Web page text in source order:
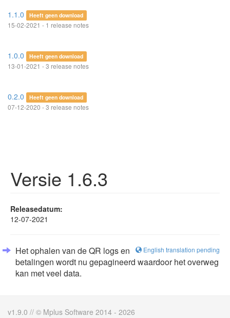
1.1.0 Heeft geen download
15-02-2021 - 1 release notes
1.0.0 Heeft geen download
13-01-2021 - 3 release notes
0.2.0 Heeft geen download
07-12-2020 - 3 release notes
Versie 1.6.3
Releasedatum:
12-07-2021
English translation pending
Het ophalen van de QR logs en
betalingen wordt nu gepagineerd waardoor het overweg
kan met veel data.
v1.9.0 // © Mplus Software 2014 - 2026